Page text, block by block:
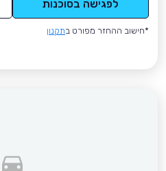
לפגישה בסוכנות
*חישוב ההחזר מפורט בתקנון